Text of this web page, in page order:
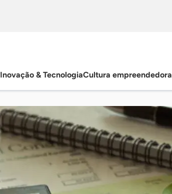
Inovação & TecnologiaCultura empreendedora